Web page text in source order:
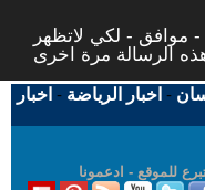
- موافق - لكي لاتظهر
- اخبار الرياضة - اخبار
للموقع - ادعمونا